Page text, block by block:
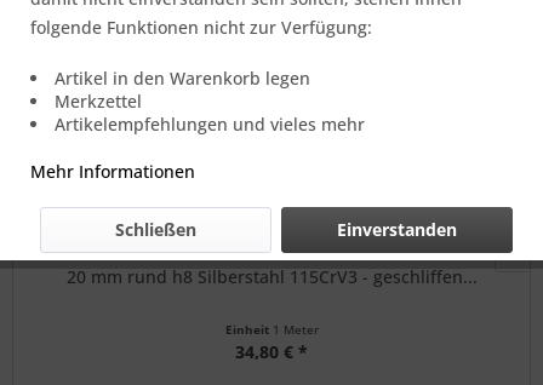
Topseller
20 mm rund h8 Silberstahl 115CrV3 - geschliffen...
Einheit 1 Meter
34,80 € *
folgende Funktionen nicht zur Verfügung:
Artikel in den Warenkorb legen
Merkzettel
Artikelempfehlungen und vieles mehr
Mehr Informationen
Einverstanden
Schließen